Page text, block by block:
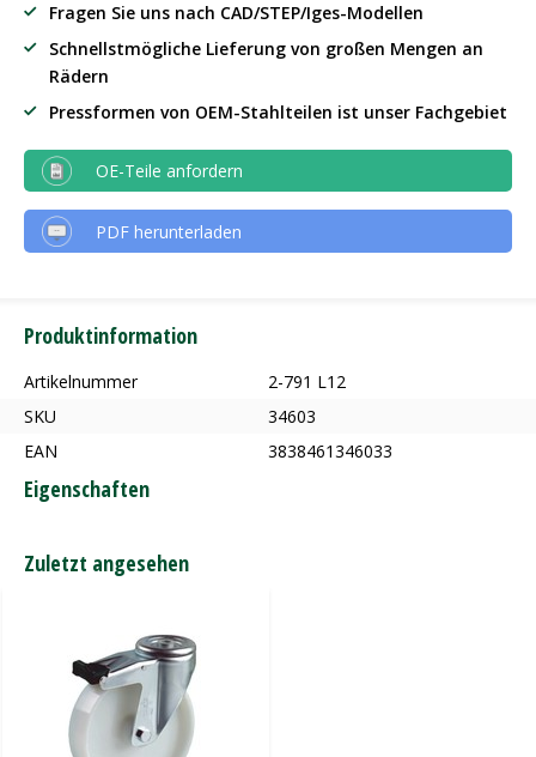
Fragen Sie uns nach CAD/STEP/Iges-Modellen
Schnellstmögliche Lieferung von großen Mengen an
Rädern
Pressformen von OEM-Stahlteilen ist unser Fachgebiet
OE-Teile anfordern
PDF herunterladen
Produktinformation
Artikelnummer
2-791 L12
SKU
34603
EAN
3838461346033
Eigenschaften
Zuletzt angesehen